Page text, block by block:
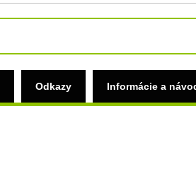
Odkazy Informácie a